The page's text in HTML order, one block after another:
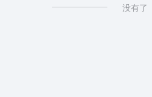
没有了